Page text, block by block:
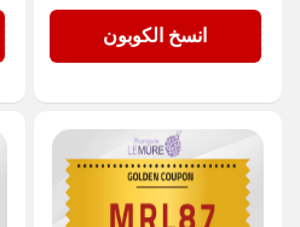
MRL87انسخ الكوبون